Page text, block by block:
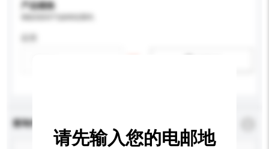
产品规格
查询内容
请先输入您的电邮地